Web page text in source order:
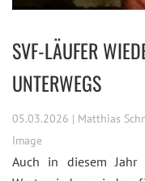
SVF-LÄUFER
UNTERWEGS
05.03.2026 | Matthias
Image
Auch in diesem Jahr